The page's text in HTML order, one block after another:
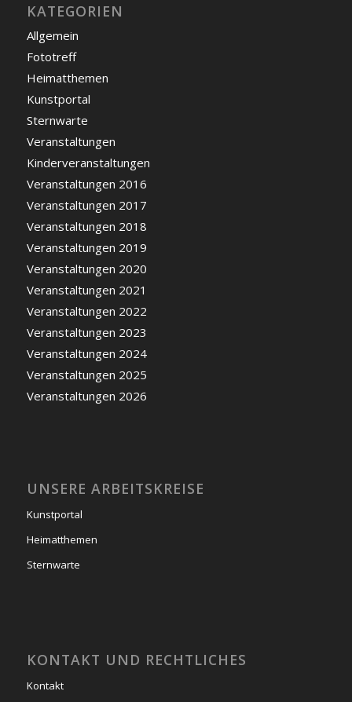
KATEGORIEN
Allgemein
Fototreff
Heimatthemen
Kunstportal
Sternwarte
Veranstaltungen
Kinderveranstaltungen
Veranstaltungen 2016
Veranstaltungen 2017
Veranstaltungen 2018
Veranstaltungen 2019
Veranstaltungen 2020
Veranstaltungen 2021
Veranstaltungen 2022
Veranstaltungen 2023
Veranstaltungen 2024
Veranstaltungen 2025
Veranstaltungen 2026
UNSERE ARBEITSKREISE
Kunstportal
Heimatthemen
Sternwarte
KONTAKT UND RECHTLICHES
Kontakt